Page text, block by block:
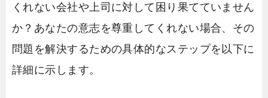
くれない会社や上司に対して困り果てていません
か？あなたの意志を尊重してくれない場合、その
問題を解決するための具体的なステップを以下に
詳細に示します。